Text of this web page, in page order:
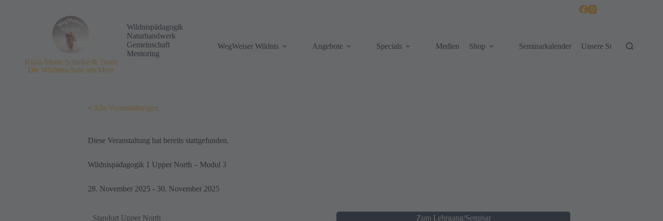
Klara-Marie Schulke & Team
Die Wildnisschule am Meer
Wildnispädagogik
Naturhandwerk
Gemeinschaft
Mentoring
WegWeiser Wildnis Angebote Specials Medien Shop Seminarkalender Unsere Standorte
« Alle Veranstaltungen
Diese Veranstaltung hat bereits stattgefunden.
Wildnispädagogik 1 Upper North – Modul 3
28. November 2025 - 30. November 2025
Standort Upper North Zum Lehrgang/Seminar